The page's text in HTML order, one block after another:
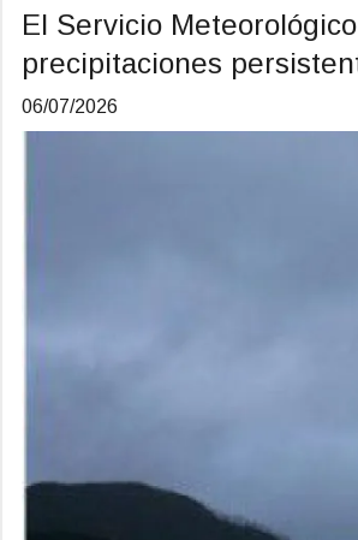
El Servicio
precipitaciones
06/07/2026